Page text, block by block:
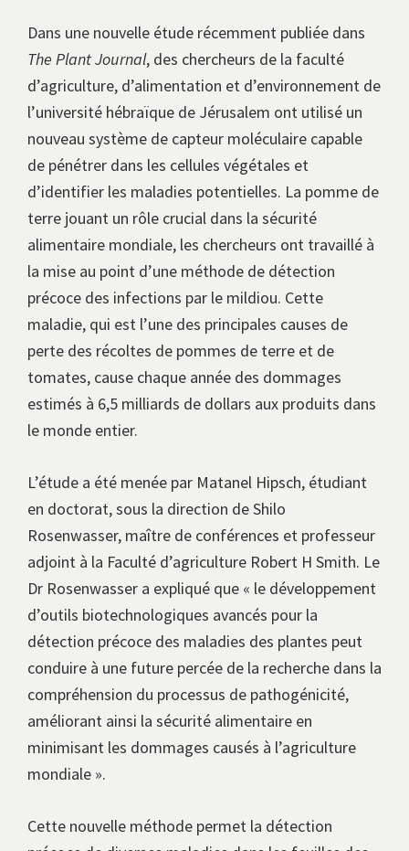
Dans une nouvelle étude récemment publiée dans
The Plant Journal, des chercheurs de la faculté
d’agriculture, d’alimentation et d’environnement de
l’université hébraïque de Jérusalem ont utilisé un
nouveau système de capteur moléculaire capable
de pénétrer dans les cellules végétales et
d’identifier les maladies potentielles. La pomme de
terre jouant un rôle crucial dans la sécurité
alimentaire mondiale, les chercheurs ont travaillé à
la mise au point d’une méthode de détection
précoce des infections par le mildiou. Cette
maladie, qui est l’une des principales causes de
perte des récoltes de pommes de terre et de
tomates, cause chaque année des dommages
estimés à 6,5 milliards de dollars aux produits dans
le monde entier.
L’étude a été menée par Matanel Hipsch, étudiant
en doctorat, sous la direction de Shilo
Rosenwasser, maître de conférences et professeur
adjoint à la Faculté d’agriculture Robert H Smith. Le
Dr Rosenwasser a expliqué que « le développement
d’outils biotechnologiques avancés pour la
détection précoce des maladies des plantes peut
conduire à une future percée de la recherche dans la
compréhension du processus de pathogénicité,
améliorant ainsi la sécurité alimentaire en
minimisant les dommages causés à l’agriculture
mondiale ».
Cette nouvelle méthode permet la détection